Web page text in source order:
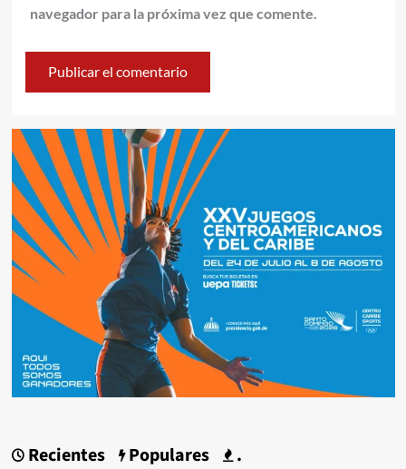
navegador para la próxima vez que comente.
Recientes Populares .